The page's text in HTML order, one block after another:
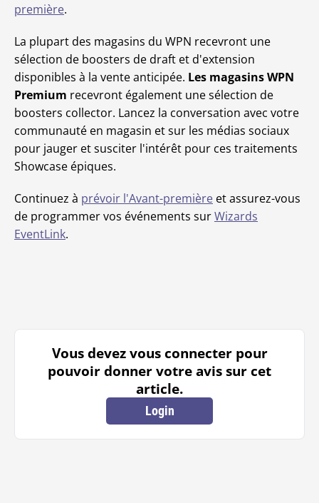
première.
La plupart des magasins du WPN recevront une
sélection de boosters de draft et d'extension
disponibles à la vente anticipée. Les magasins WPN
Premium recevront également une sélection de
boosters collector. Lancez la conversation avec votre
communauté en magasin et sur les médias sociaux
pour jauger et susciter l'intérêt pour ces traitements
Showcase épiques.
Continuez à prévoir l'Avant-première et assurez-vous
de programmer vos événements surWizards
EventLink.
Vous devez vous connecter pour
pouvoir donner votre avis sur cet
article.
Login